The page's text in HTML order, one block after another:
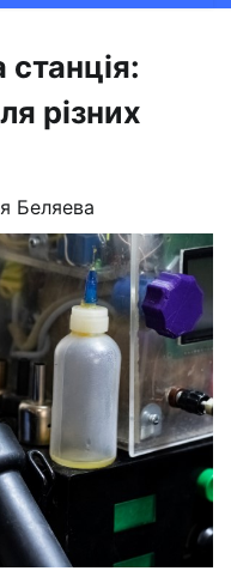
різних
Беляева